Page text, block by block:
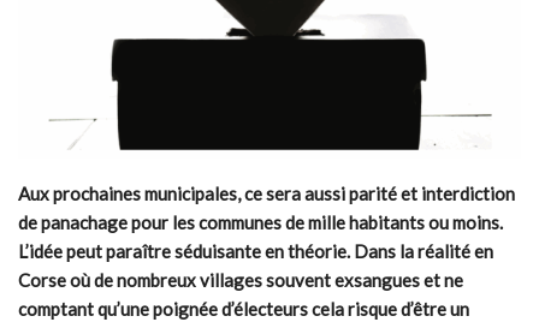
Aux prochaines municipales, ce sera aussi parité et interdiction
de panachage pour les communes de mille habitants ou moins.
L’idée peut paraître séduisante en théorie. Dans la réalité en
Corse où de nombreux villages souvent exsangues et ne
comptant qu’une poignée d’électeurs cela risque d’être un